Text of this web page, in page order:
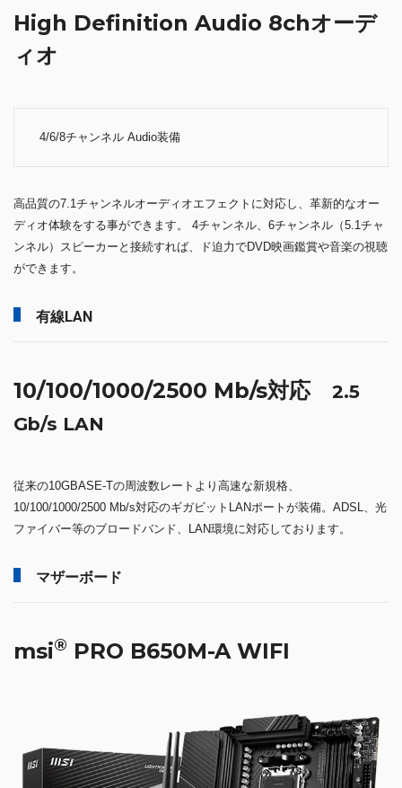
High Definition Audio 8chオーデ
ィオ
4/6/8チャンネル Audio装備
高品質の7.1チャンネルオーディオエフェクトに対応し、革新的なオー
ディオ体験をする事ができます。 4チャンネル、6チャンネル（5.1チャ
ンネル）スピーカーと接続すれば、ド迫力でDVD映画鑑賞や音楽の視聴
ができます。
有線LAN
10/100/1000/2500 Mb/s対応 2.5
Gb/s LAN
従来の10GBASE-Tの周波数レートより高速な新規格、
10/100/1000/2500 Mb/s対応のギガビットLANポートが装備。ADSL、光
ファイバー等のブロードバンド、LAN環境に対応しております。
マザーボード
msi® PRO B650M-A WIFI